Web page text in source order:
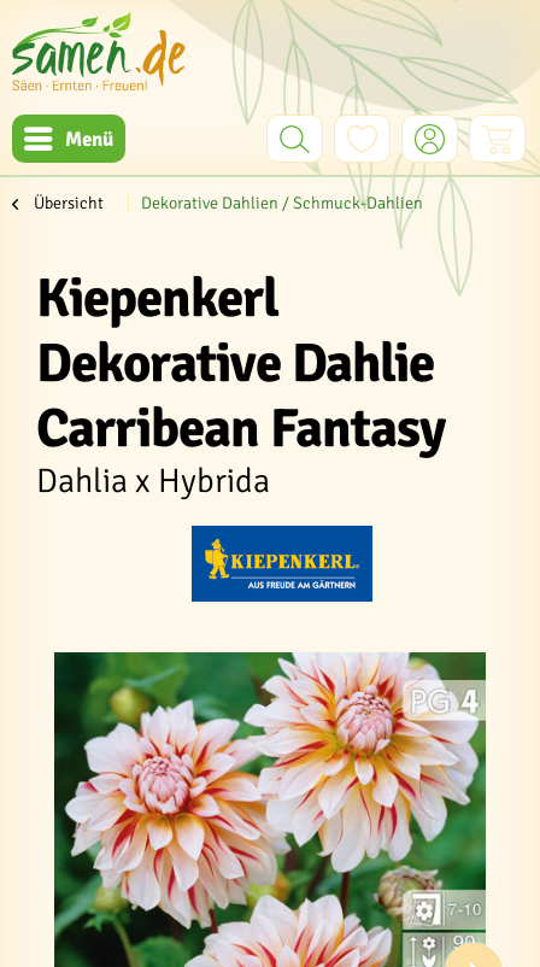
Menü
Übersicht Dekorative Dahlien / Schmuck-Dahlien
Kiepenkerl
Dekorative Dahlie
Carribean Fantasy
Dahlia x Hybrida